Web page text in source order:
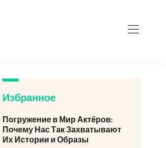
на 12 апреля) и Радонице (родительскому дню,
Избранное
Погружение в Мир Актёров:
Почему Нас Так Захватывают
Их Истории и Образы